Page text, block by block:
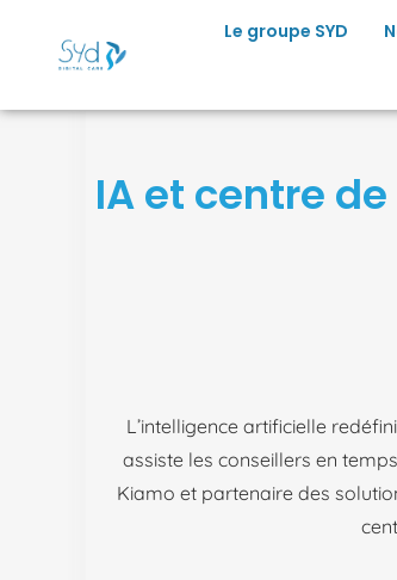
Le groupe SYD
IA et centre
L’intelligence artificielle
assiste les conseillers en
Kiamo et partenaire des